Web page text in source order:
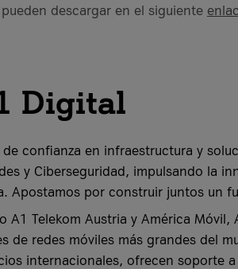
descargar en el siguiente
Digital
confianza en infraestructura y
y Ciberseguridad, impulsando la
Apostamos por construir juntos un
A1 Telekom Austria y América
de redes móviles más grandes del
internacionales, ofrecen soporte